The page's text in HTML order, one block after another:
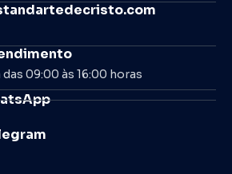
09:00 às 16:00 horas